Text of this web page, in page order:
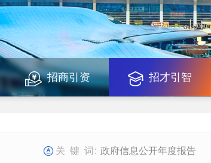
招商引资 招才引智
政府信息公开年度报告